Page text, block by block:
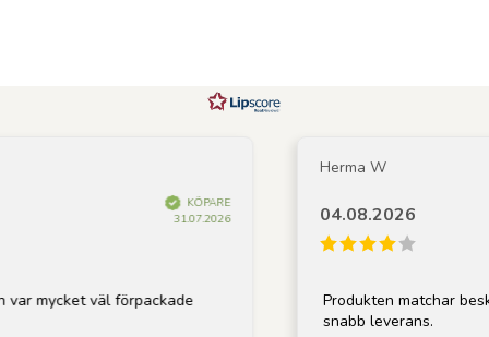
KÖPARE
31.07.2026
mycket väl förpackade
Herma W
04.08.2026
Produkten matchar
snabb leverans.